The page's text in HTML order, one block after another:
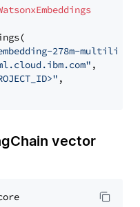
278m-
,
,
vector